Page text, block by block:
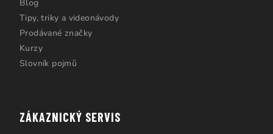
Blog
Tipy, triky a videonávody
Prodávané značky
Kurzy
Slovník pojmů
ZÁKAZNICKÝ SERVIS